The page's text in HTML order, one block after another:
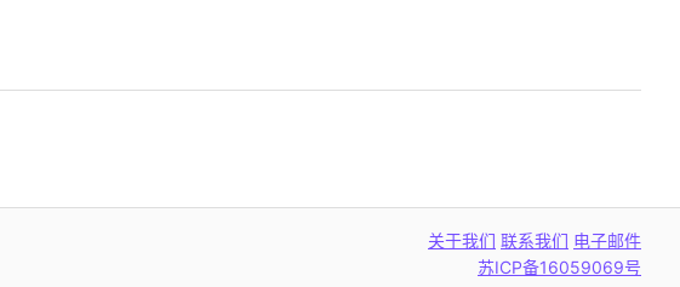
关于我们 联系我们 电子邮件
苏ICP备16059069号